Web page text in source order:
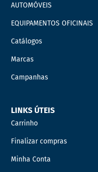
AUTOMÓVEIS
EQUIPAMENTOS OFICINAIS
Catálogos
Marcas
Campanhas
LINKS ÚTEIS
Carrinho
Finalizar compras
Minha Conta